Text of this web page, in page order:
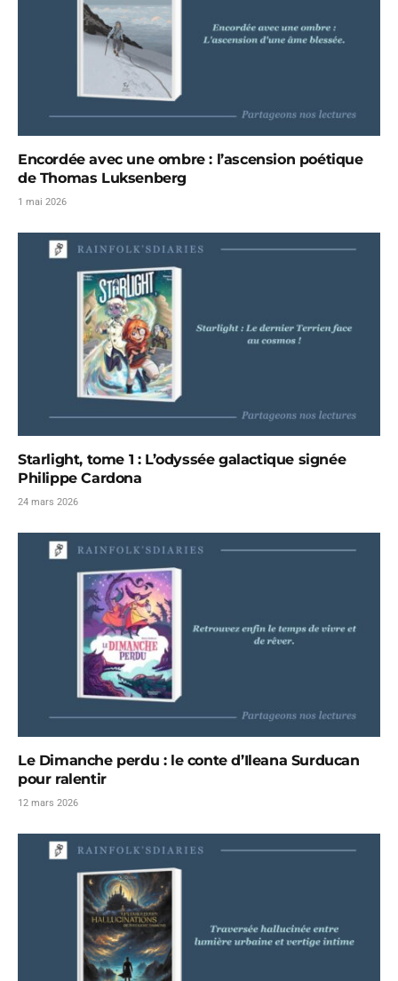
Encordée avec une ombre : l’ascension poétique
de Thomas Luksenberg
1 mai 2026
Starlight, tome 1 : L’odyssée galactique signée
Philippe Cardona
24 mars 2026
Le Dimanche perdu : le conte d’Ileana Surducan
pour ralentir
12 mars 2026